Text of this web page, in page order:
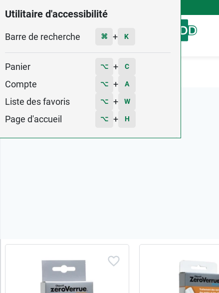
Utilitaire d'accessibilité
Barre de recherche ⌘ + K
Panier ⌥ + C
Compte ⌥ + A
Liste des favoris ⌥ + W
Page d'accueil ⌥ + H
Menu